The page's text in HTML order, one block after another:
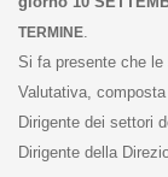
TERMINE.
Si fa presente che
Valutativa,
Dirigente dei settori
Dirigente della